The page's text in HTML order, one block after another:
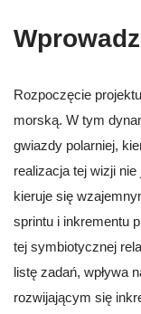
Rozpoczęcie
morską. W tym
gwiazdy polarniej,
realizacja tej wizji
kieruje się
sprintu i inkrementu
tej symbiotycznej
listę zadań, wpływa
rozwijającym się